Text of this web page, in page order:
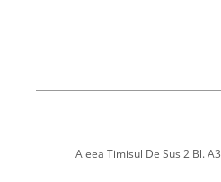
Aleea Timisul De Sus 2 Bl.